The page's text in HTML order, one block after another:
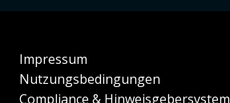
Impressum
Nutzungsbedingungen
Compliance & Hinweisgebersystem